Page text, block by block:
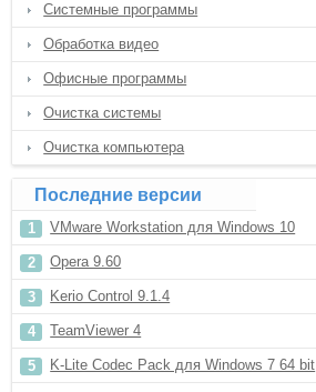
Системные программы
Обработка видео
Офисные программы
Очистка системы
Очистка компьютера
Последние версии
VMware Workstation для Windows 10
Opera 9.60
Kerio Control 9.1.4
TeamViewer 4
K-Lite Codec Pack для Windows 7 64 bit